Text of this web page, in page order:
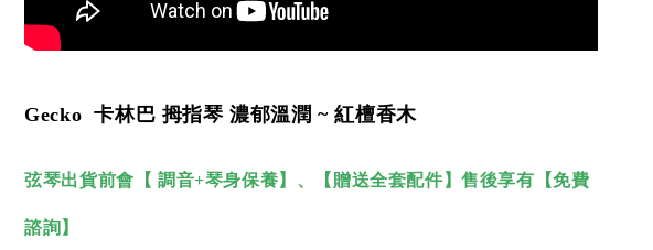
Gecko 卡林巴 拇指琴濃郁溫潤 ~ 紅檀香木
弦琴出貨前會【 調音+琴身保養】、【贈送全套配件】售後享有【免費
諮詢】